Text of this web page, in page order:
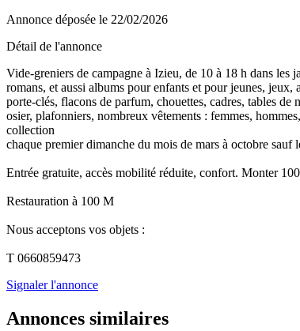
Annonce déposée le 22/02/2026
Détail de l'annonce
Vide-greniers de campagne à Izieu, de 10 à 18 h dans les
romans, et aussi albums pour enfants et pour jeunes,
porte-clés, flacons de parfum, chouettes, cadres, tables
osier, plafonniers, nombreux vêtements : femmes,
collection
chaque premier dimanche du mois de mars à octobre
Entrée gratuite, accès mobilité réduite, confort. Monter
Restauration à 100 M
Nous acceptons vos objets :
T 0660859473
Signaler l'annonce
Annonces similaires